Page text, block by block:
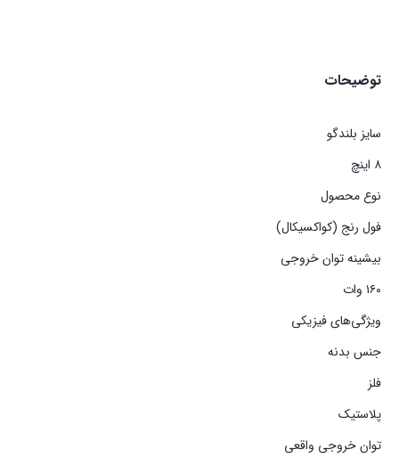
توضیحات
سایز بلندگو
۸ اینچ
نوع محصول
فول رنج (کواکسیکال)
بیشینه توان خروجی
۱۶۰ وات
ویژگی‌های فیزیکی
جنس بدنه
فلز
پلاستیک
توان خروجی واقعی